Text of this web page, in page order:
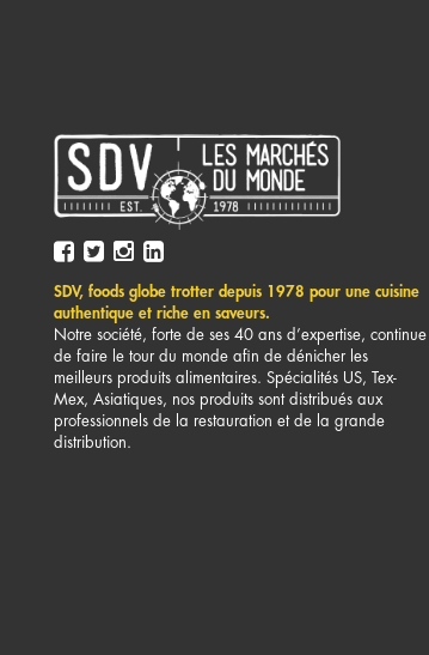
SDV, foods globe trotter depuis 1978 pour une cuisine
authentique et riche en saveurs.
Notre société, forte de ses 40 ans d’expertise, continue
de faire le tour du monde afin de dénicher les
meilleurs produits alimentaires. Spécialités US, Tex-
Mex, Asiatiques, nos produits sont distribués aux
professionnels de la restauration et de la grande
distribution.